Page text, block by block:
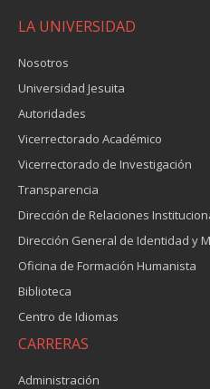
LA UNIVERSIDAD
Nosotros
Universidad Jesuita
Autoridades
Vicerrectorado Académico
Vicerrectorado de Investigación
Transparencia
Dirección de Relaciones
Dirección General de Identidad y
Oficina de Formación Humanista
Biblioteca
Centro de Idiomas
CARRERAS
Administración